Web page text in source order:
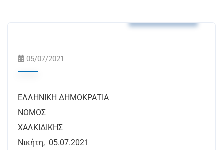
05/07/2021
ΕΛΛΗΝΙΚΗ ΔΗΜΟΚΡΑΤΙΑ
ΝΟΜΟΣ
ΧΑΛΚΙΔΙΚΗΣ
Νικήτη, 05.07.2021